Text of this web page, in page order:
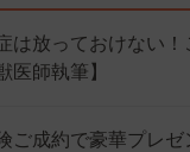
は放っておけない！
医師執筆】
ご成約で豪華プレ